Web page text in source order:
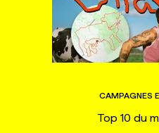
CAMPAGNES
Top 10 du